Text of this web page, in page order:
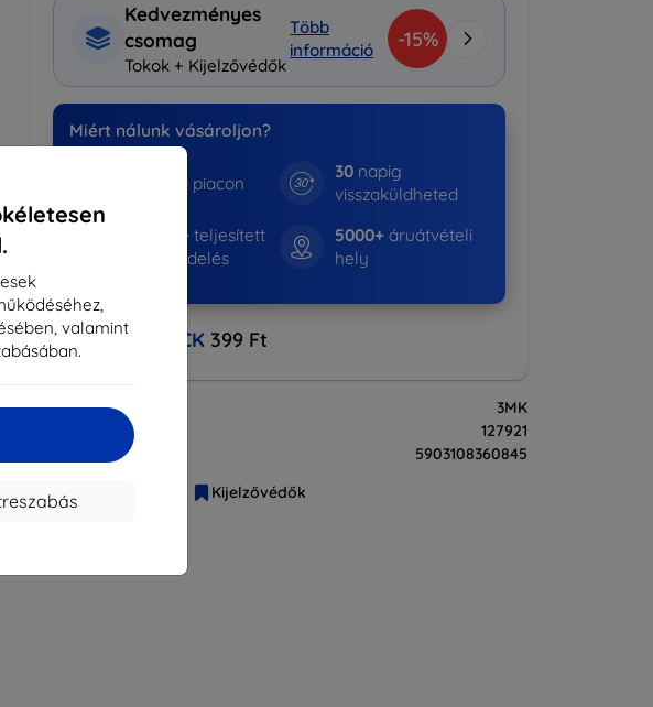
valamint
Kedvezményes
csomag
Tokok + Kijelzővédők
Több
információ
-15%
Miért nálunk vásároljon?
éve a piacon
30napig
visszaküldheted
819522+teljesített
megrendelés
5000+áruátvételi
hely
CASHBACK 399 Ft
Márka
3MK
Gyártói cikkszám
127921
5903108360845
Kijelzővédő fóliák
Kijelzővédők